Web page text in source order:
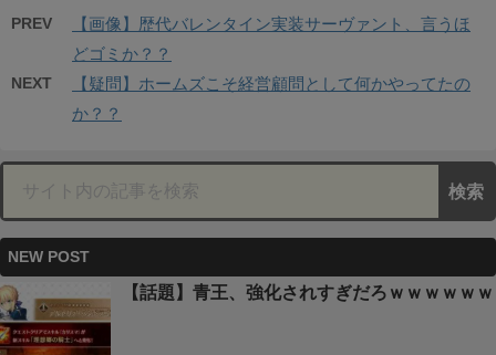
PREV
【画像】歴代バレンタイン実装サーヴァント、言うほ
どゴミか？？
NEXT
【疑問】ホームズこそ経営顧問として何かやってたの
か？？
NEW POST
【話題】青王、強化されすぎだろｗｗｗｗｗｗ